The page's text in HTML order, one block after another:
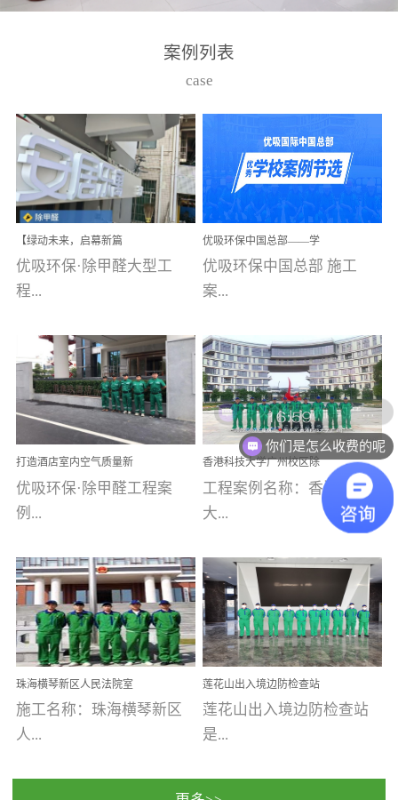
高技能的团队。汇聚了众
取得了多项产品技术专利
和多项国家版权局著作
权，获得高新技术企业称
号。生产优势自主生产自
给自足，优吸公司于2015
在广州番禺区成功建立产
品线生产基地，工厂拥有
自动化生产设备和成熟的
选择源头源材料、严控产
品质量，我们每一批的生
产产品都经过严格的质检
程序；生产车间为优吸总
部和全国分支机构生产光
触媒、净醛王、祛味剂等
优吸系列产品，保质保量
完成生产任务，确保全国
求。资质优势团队优势分
支优势优吸环保是一棵正
茁壮成长的树，只要我们
人人都爱护她、珍惜她、
她将越来越枝繁叶茂，终
将会成为一棵参天大树！
优吸环保截止2020年拥有
全国600家网点分支机构。
案例列表
case
【绿动未来，启幕新篇
章】优吸环保中标深圳安
居乐寓，超大型工装室内
空气治理项目顺利启航，
优吸环保·除甲醛大型工
程...
案例【深圳安居乐寓】室
内空气治理项目深圳安居
乐寓 深圳市安居乐寓
为深圳安居集团旗下城...
优吸环保中国总部——学
校施工案例(节选)
优吸环保中国总部 施工
案...
例(学校工装节选)广州南沙
小学(珠江湾校区)项目地
址：广州市南沙区海滨路
南沙珠江湾江门市蓬江区
禾...
打造酒店室内空气质量新
标杆——优吸环保·标杆之
作：东莞美豪雅致酒店室
内空气治理工程纪实
优吸环保·除甲醛工程案
例...
【东莞美豪雅致酒店】室
内空气治理项目东莞美豪
雅致酒店 东莞美豪雅
致酒店是为中高端人士...
香港科技大学广州校区除
甲醛项目圆满完成
工程案例名称：香港科技
大...
学广州校区室内空气治
理 工程案例地址：广
州南沙区·香港科技大学(广
州)校区 工程案...
珠海横琴新区人民法院室
内除甲醛空气治理项目
施工名称：珠海横琴新区
人...
莲花山出入境边防检查站
室内除甲醛空气治理项目
莲花山出入境边防检查站
是...
你们是怎么收费的呢